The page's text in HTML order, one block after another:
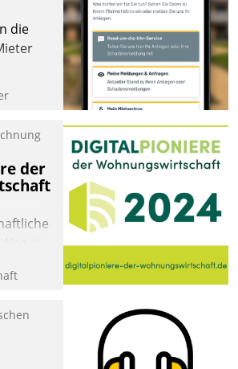
die
dem
die
der
zu